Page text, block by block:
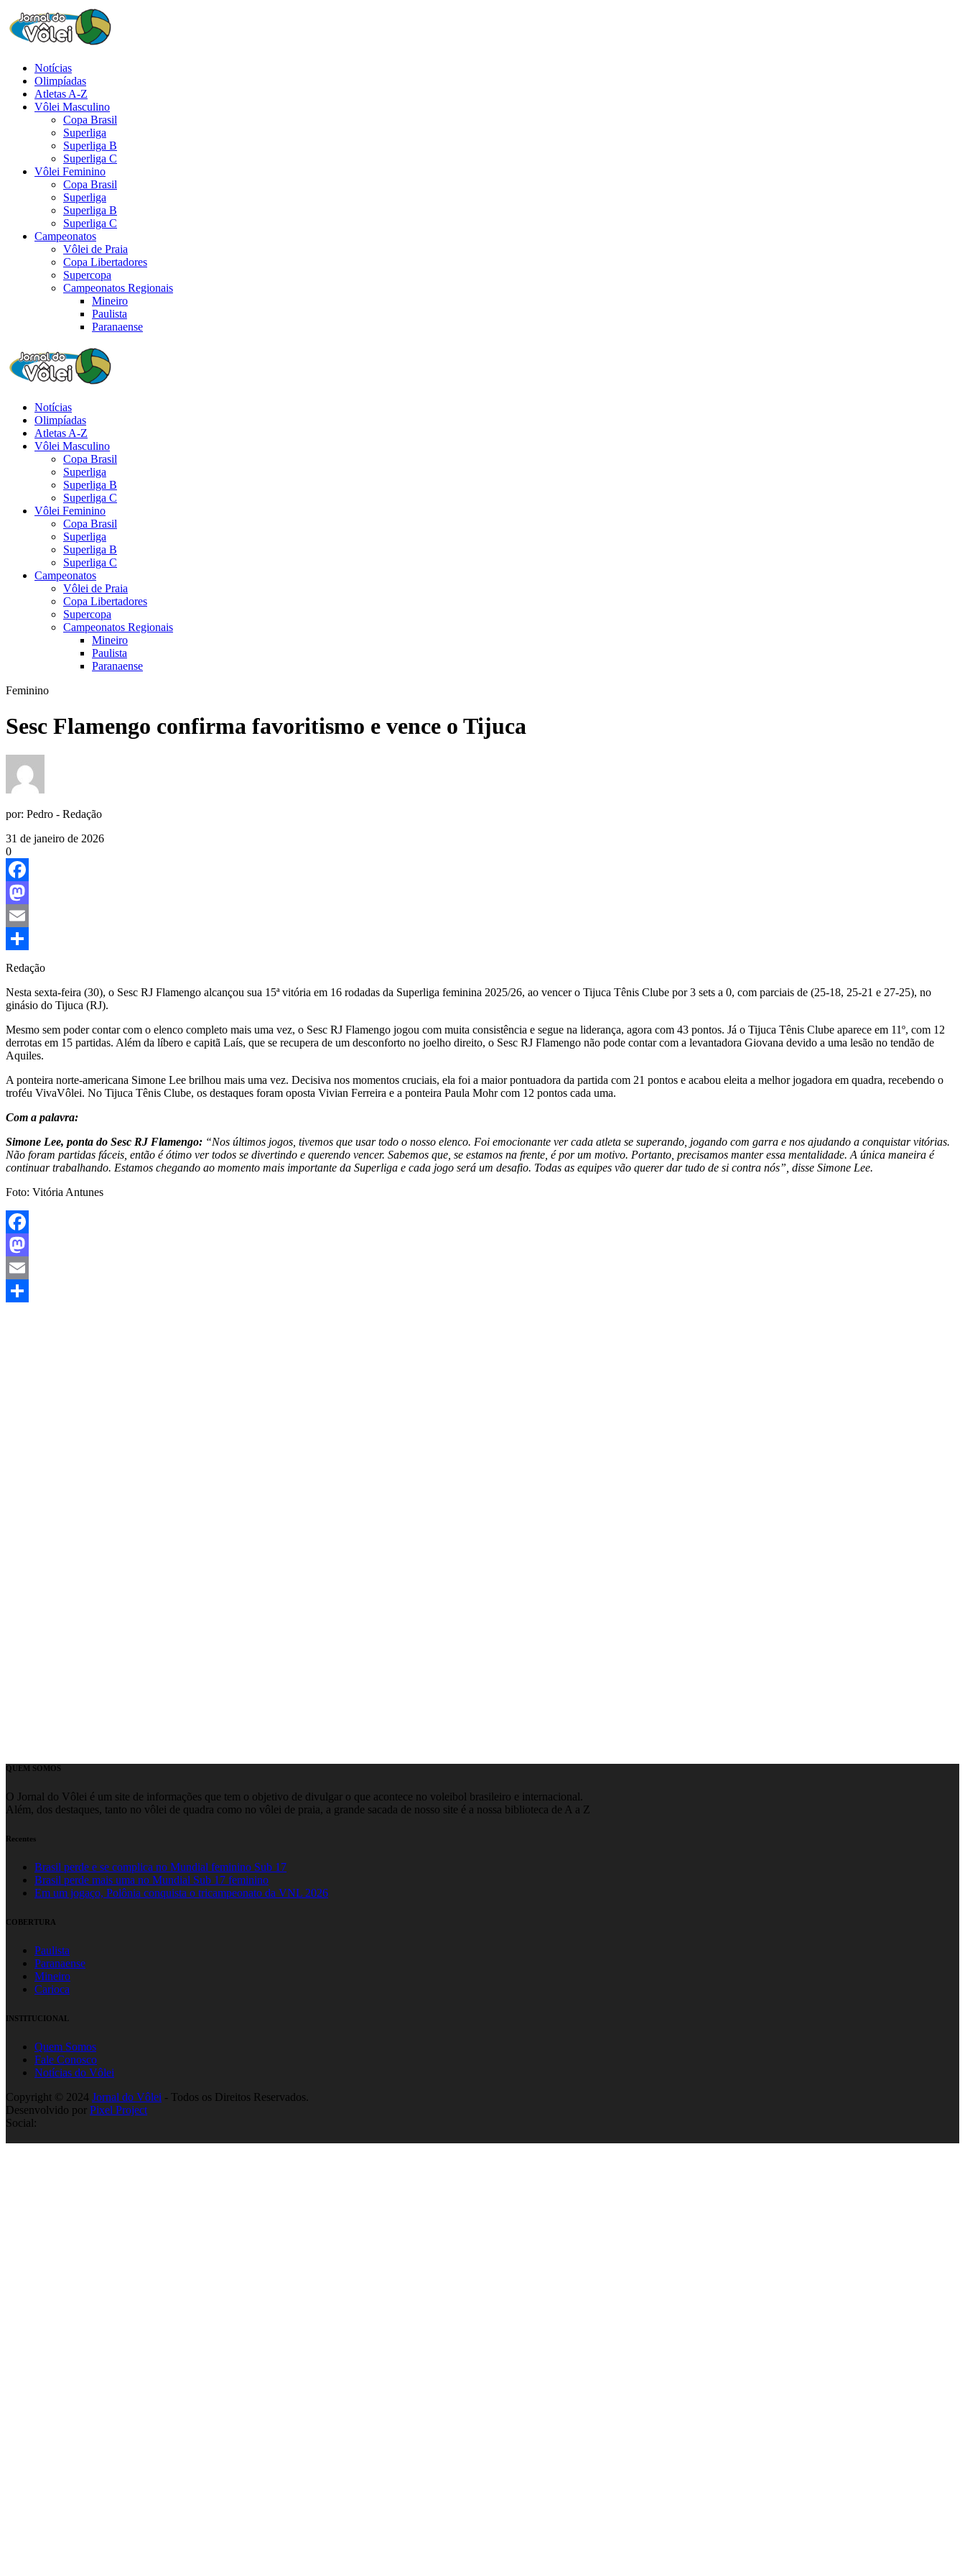
Notícias
Olimpíadas
Atletas A-Z
Vôlei Masculino
Copa Brasil
Superliga
Superliga B
Superliga C
Vôlei Feminino
Copa Brasil
Superliga
Superliga B
Superliga C
Campeonatos
Vôlei de Praia
Copa Libertadores
Supercopa
Campeonatos Regionais
Mineiro
Paulista
Paranaense
Notícias
Olimpíadas
Atletas A-Z
Vôlei Masculino
Copa Brasil
Superliga
Superliga B
Superliga C
Vôlei Feminino
Copa Brasil
Superliga
Superliga B
Superliga C
Campeonatos
Vôlei de Praia
Copa Libertadores
Supercopa
Campeonatos Regionais
Mineiro
Paulista
Paranaense
Feminino
Sesc Flamengo confirma favoritismo e vence o Tijuca
por: Pedro - Redação
31 de janeiro de 2026
0
Facebook
Mastodon
Email
Share
Redação
Nesta sexta-feira (30), o Sesc RJ Flamengo alcançou sua 15ª vitória em 16 rodadas da Superliga feminina 2025/26, ao vencer o Tijuca Tênis Clube por 3 sets a 0, com parciais de (25-18, 25-21 e 27-25), no
ginásio do Tijuca (RJ).
Mesmo sem poder contar com o elenco completo mais uma vez, o Sesc RJ Flamengo jogou com muita consistência e segue na liderança, agora com 43 pontos. Já o Tijuca Tênis Clube aparece em 11º, com 12
derrotas em 15 partidas. Além da líbero e capitã Laís, que se recupera de um desconforto no joelho direito, o Sesc RJ Flamengo não pode contar com a levantadora Giovana devido a uma lesão no tendão de
Aquiles.
A ponteira norte-americana Simone Lee brilhou mais uma vez. Decisiva nos momentos cruciais, ela foi a maior pontuadora da partida com 21 pontos e acabou eleita a melhor jogadora em quadra, recebendo o
troféu VivaVôlei. No Tijuca Tênis Clube, os destaques foram oposta Vivian Ferreira e a ponteira Paula Mohr com 12 pontos cada uma.
Com a palavra:
Simone Lee, ponta do Sesc RJ Flamengo: “Nos últimos jogos, tivemos que usar todo o nosso elenco. Foi emocionante ver cada atleta se superando, jogando com garra e nos ajudando a conquistar vitórias.
Não foram partidas fáceis, então é ótimo ver todos se divertindo e querendo vencer. Sabemos que, se estamos na frente, é por um motivo. Portanto, precisamos manter essa mentalidade. A única maneira é
continuar trabalhando. Estamos chegando ao momento mais importante da Superliga e cada jogo será um desafio. Todas as equipes vão querer dar tudo de si contra nós”, disse Simone Lee.
Foto: Vitória Antunes
Facebook
Mastodon
Email
QUEM SOMOS
O Jornal do Vôlei é um site de informações que tem o objetivo de divulgar o que acontece no voleibol brasileiro e internacional.
Além, dos destaques, tanto no vôlei de quadra como no vôlei de praia, a grande sacada de nosso site é a nossa biblioteca de A a Z
Recentes
Brasil perde e se complica no Mundial feminino Sub 17
Brasil perde mais uma no Mundial Sub 17 feminino
Em um jogaço, Polônia conquista o tricampeonato da VNL 2026
COBERTURA
Paulista
Paranaense
Mineiro
Carioca
INSTITUCIONAL
Quem Somos
Fale Conosco
Notícias do Vôlei
Copyright © 2024 Jornal do Vôlei - Todos os Direitos Reservados.
Desenvolvido por Pixel Project
Social: